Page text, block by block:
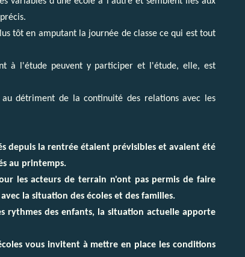
tôt en amputant la journée de classe ce qui est tout
à l'étude peuvent y participer et l'étude, elle, est
détriment de la continuité des relations avec les
depuis la rentrée étaient prévisibles et avaient été
au printemps.
les acteurs de terrain n'ont pas permis de faire
la situation des écoles et des familles.
rythmes des enfants, la situation actuelle apporte
vous invitent à mettre en place les conditions